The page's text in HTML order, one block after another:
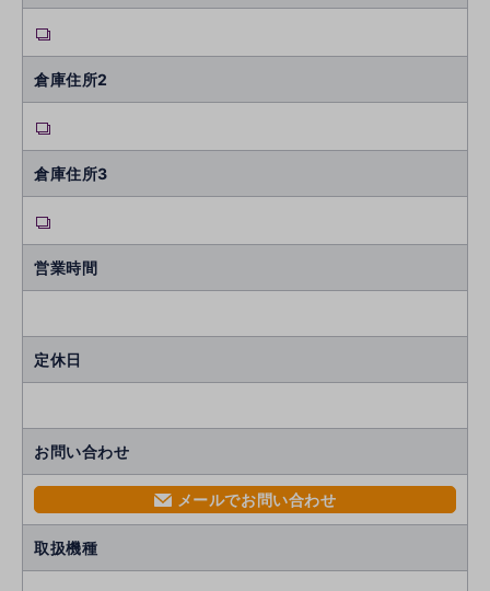
倉庫住所2
倉庫住所3
営業時間
定休日
お問い合わせ
mail メールでお問い合わせ
取扱機種